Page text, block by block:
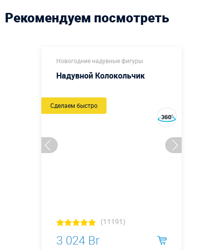
Рекомендуем посмотреть
Новогодние надувные фигуры
Надувной Колокольчик
Сделаем быстро
(11191)
3 024 Br